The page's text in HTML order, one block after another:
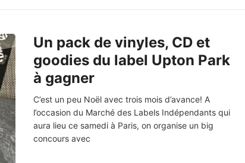
Un pack de vinyles, CD et
goodies du label Upton Park
à gagner
C’est un peu Noël avec trois mois d’avance! A
l’occasion du Marché des Labels Indépendants qui
aura lieu ce samedi à Paris, on organise un big
concours avec